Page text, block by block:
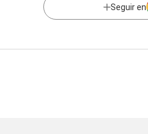
Seguir en